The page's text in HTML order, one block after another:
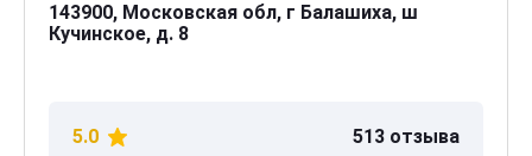
143900, Московская обл, г Балашиха, ш
Кучинское, д. 8
5.0 513 отзыва